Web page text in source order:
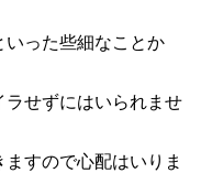
いった些細なことか
ラせずにはいられませ
すので心配はいりま